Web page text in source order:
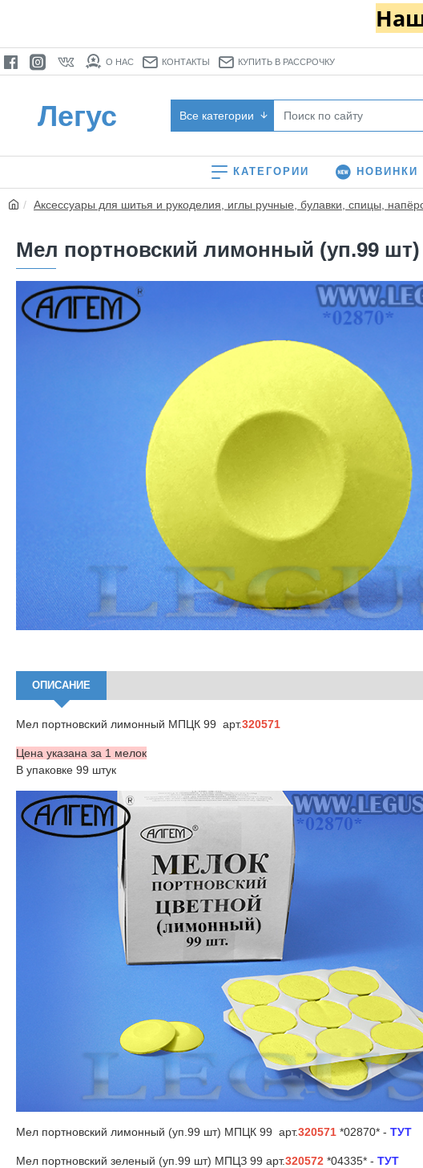
О НАС КОНТАКТЫ КУПИТЬ В РАССРОЧКУ
Легус Все категории
КАТЕГОРИИ НОВИНКИ
Аксессуары для шитья и рукоделия, иглы ручные, булавки, спицы,
Мел портновский лимонный (уп.99 шт)
ОПИСАНИЕ
Мел портновский лимонный MПЦК 99 арт.320571
Цена указана за 1 мелок
В упаковке 99 штук
Мел портновский лимонный (уп.99 шт) MПЦК 99 арт.320571 *02870* - ТУТ
Мел портновский зеленый (уп.99 шт) МПЦЗ 99 арт.320572 *04335* - ТУТ